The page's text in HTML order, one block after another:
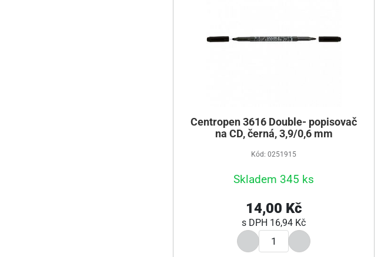
Centropen 3616 Double- popisovač
na CD, černá, 3,9/0,6 mm
Kód: 0251915
Skladem 345 ks
14,00 Kč
s DPH 16,94 Kč